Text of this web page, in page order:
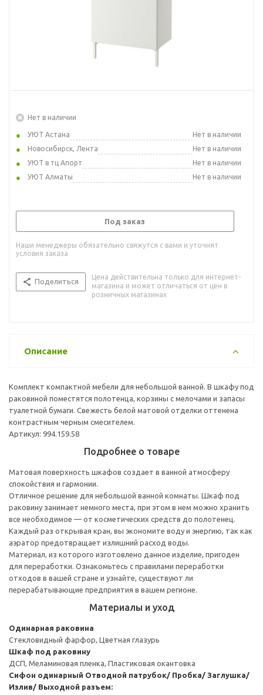
Нет в наличии
УЮТ Астана
Нет в наличии
Новосибирск, Лента
Нет в наличии
УЮТ в тц Апорт
Нет в наличии
УЮТ Алматы
Нет в наличии
Под заказ
Наши менеджеры обязательно свяжутся с вами и уточнят
условия заказа
Поделиться
Цена действительна только для интернет-
магазина и может отличаться от цен в
розничных магазинах
Описание
Комплект компактной мебели для небольшой ванной. В шкафу под
раковиной поместятся полотенца, корзины с мелочами и запасы
туалетной бумаги. Свежесть белой матовой отделки оттенена
контрастным черным смесителем.
Артикул: 994.159.58
Подробнее о товаре
Матовая поверхность шкафов создает в ванной атмосферу
спокойствия и гармонии.
Отличное решение для небольшой ванной комнаты. Шкаф под
раковину занимает немного места, при этом в нем можно хранить
все необходимое — от косметических средств до полотенец.
Каждый раз открывая кран, вы экономите воду и энергию, так как
аэратор предотвращает излишний расход воды.
Материал, из которого изготовлено данное изделие, пригоден
для переработки. Ознакомьтесь с правилами переработки
отходов в вашей стране и узнайте, существуют ли
перерабатывающие предприятия в вашем регионе.
Материалы и уход
Одинарная раковина
Стекловидный фарфор, Цветная глазурь
Шкаф под раковину
ДСП, Меламиновая пленка, Пластиковая окантовка
Сифон одинарный Отводной патрубок/ Пробка/ Заглушка/
Излив/ Выходной разъем: